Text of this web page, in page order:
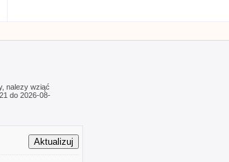
nalezy wziąć
do 2026-08-